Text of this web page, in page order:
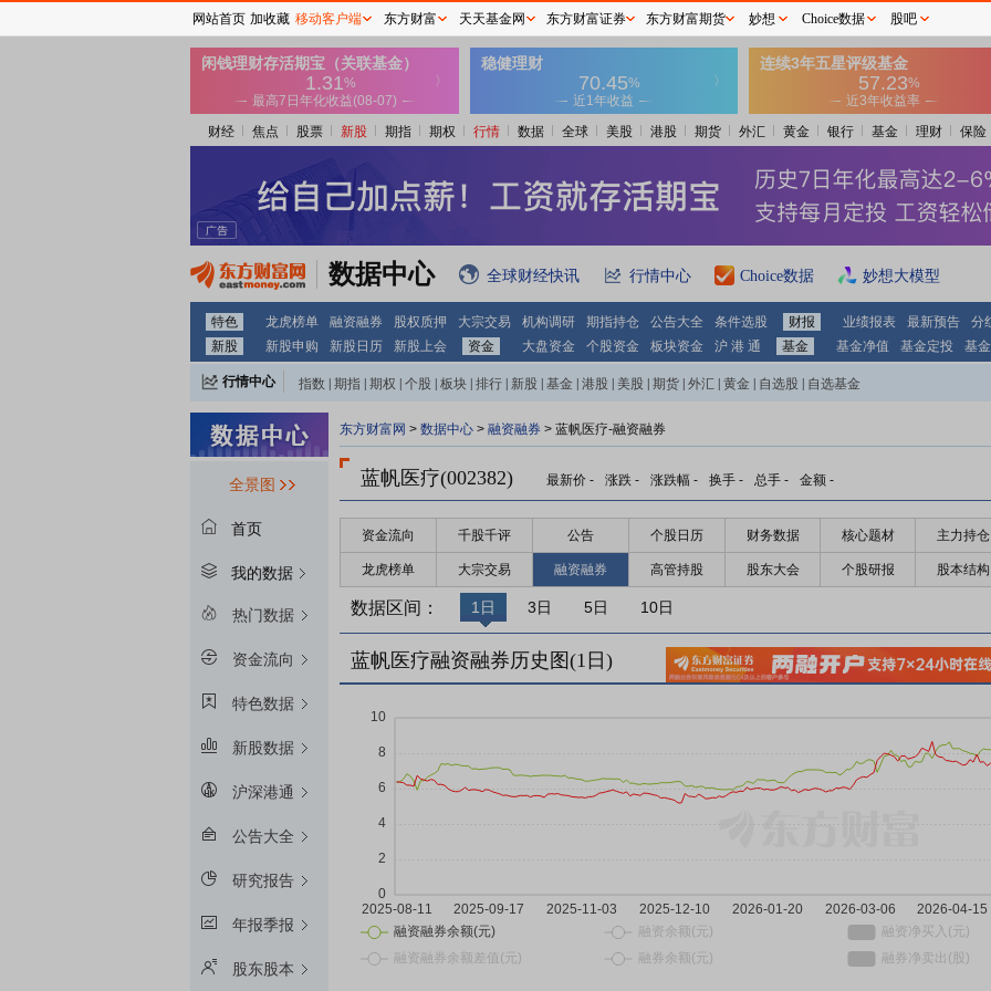
财经 焦点 股票 新股 期指 期权 行情 数据 全球 美股 港股 期货 外汇 黄金 银行 基金 理财 保险
数据中心 全球财经快讯 行情中心 Choice数据 妙想大模型
特色 龙虎榜单 融资融券 股权质押 大宗交易 机构调研 期指持仓 公告大全 条件选股 财报 业绩报表 最新预告
分
新股
新股申购 新股日历 新股上会 资金 大盘资金 个股资金 板块资金 沪 港 通 基金 基金净值 基金定投 基
行情中心 指数 期指 期权 个股 板块 排行 新股 基金 港股 美股 期货 外汇 黄金 自选股 自选基金
全景图
首页
我的数据
热门数据
资金流向
特色数据
新股数据
沪深港通
公告大全
研究报告
年报季报
股东股本
东方财富网 > 数据中心 > 融资融券 > 蓝帆医疗-融资融券
蓝帆医疗(002382) 最新价 - 涨跌 - 涨跌幅 - 换手 - 总手 - 金额 -
资金流向 千股千评 公告 个股日历 财务数据 核心题材 主力持仓
龙虎榜单 大宗交易 融资融券 高管持股 股东大会 个股研报 股本结构
数据区间： 1日 3日 5日 10日
蓝帆医疗融资融券历史图(1 日)
网站首页 加收藏 移动客户端 东方财富 天天基金网 东方财富证券 东方财富期货 妙想 Choice数据 股吧